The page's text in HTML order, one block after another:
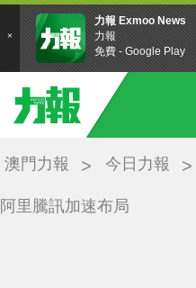
澳門力報 今日力報
阿里騰訊加速布局